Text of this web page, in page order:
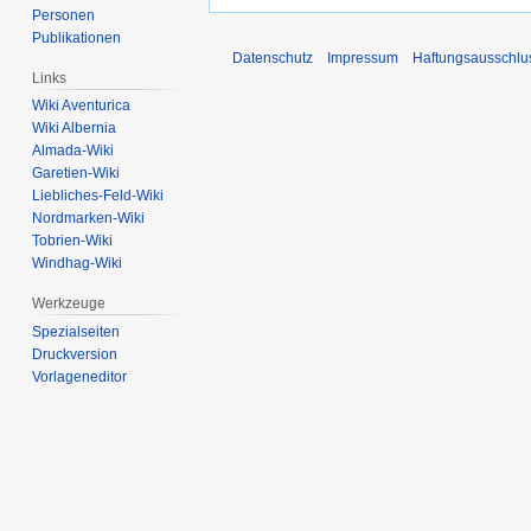
Personen
Publikationen
Links
Wiki Aventurica
Wiki Albernia
Almada-Wiki
Garetien-Wiki
Liebliches-Feld-Wiki
Nordmarken-Wiki
Tobrien-Wiki
Windhag-Wiki
Werkzeuge
Spezialseiten
Druckversion
Vorlageneditor
Datenschutz Impressum